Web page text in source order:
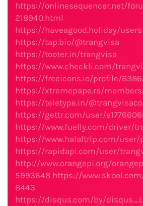
https://onlinesequencer.net/
218940.html
https://haveagood.holiday/
https://tap.bio/@trangvisa
https://tooter.in/trangvisa
https://www.checkli.com/
https://freeicons.io/profile/
https://xtremepape.rs/
https://teletype.in/
https://gettr.com/user/
https://www.fuelly.com/driver/
https://www.halaltrip.com/
https://rapidapi.com/user/
http://www.orangepi.org/
5993648 https://
8443
https://disqus.com/by/